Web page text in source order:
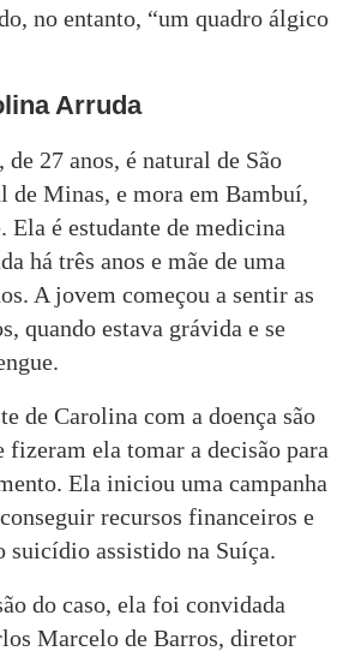
no entanto, “um quadro álgico
Arruda
27 anos, é natural de São
de Minas, e mora em Bambuí,
Ela é estudante de medicina
há três anos e mãe de uma
A jovem começou a sentir as
quando estava grávida e se
de Carolina com a doença são
fizeram ela tomar a decisão para
Ela iniciou uma campanha
recursos financeiros e
suicídio assistido na Suíça.
do caso, ela foi convidada
Marcelo de Barros, diretor